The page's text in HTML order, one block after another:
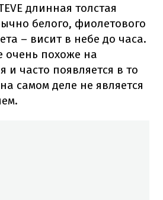
длинная толстая
белого, фиолетового
– висит в небе до часа.
очень похоже на
и часто появляется в то
самом деле не является